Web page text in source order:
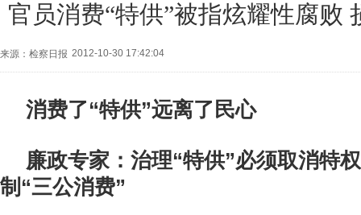
官员消费“特供”被指炫耀性腐败
来源：检察日报 2012-10-30 17:42:04
消费了“特供”远离了民心
廉政专家：治理“特供”必须取消特
制“三公消费”